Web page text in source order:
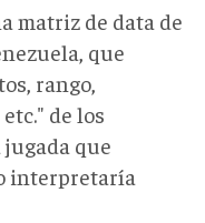
matriz de data de
que
rango,
de los
que
interpretaría